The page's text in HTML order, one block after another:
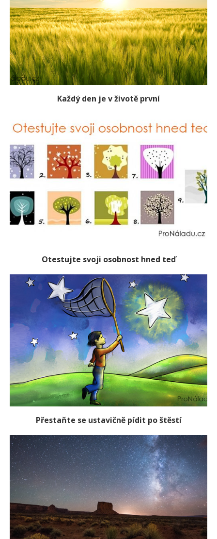
Každý den je v životě první
Otestujte svoji osobnost hned teď
Přestaňte se ustavičně pídit po štěstí